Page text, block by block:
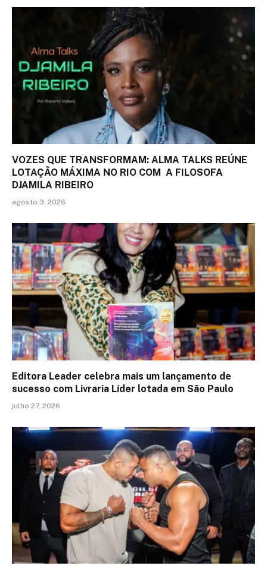
VOZES QUE TRANSFORMAM: ALMA TALKS REÚNE
LOTAÇÃO MÁXIMA NO RIO COM A FILOSOFA
DJAMILA RIBEIRO
agosto 3, 2026
Editora Leader celebra mais um lançamento de
sucesso com Livraria Líder lotada em São Paulo
julho 27, 2026